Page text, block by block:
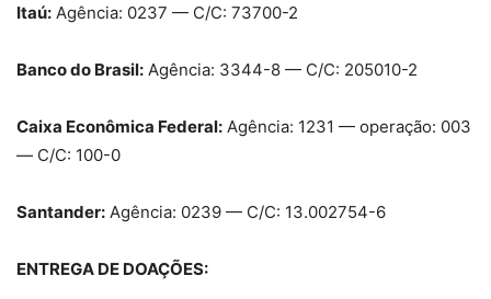
Itaú: Agência: 0237 — C/C: 73700-2
Banco do Brasil: Agência: 3344-8 — C/C: 205010-2
Caixa Econômica Federal: Agência: 1231 — operação: 003
— C/C: 100-0
Santander: Agência: 0239 — C/C: 13.002754-6
ENTREGA DE DOAÇÕES: